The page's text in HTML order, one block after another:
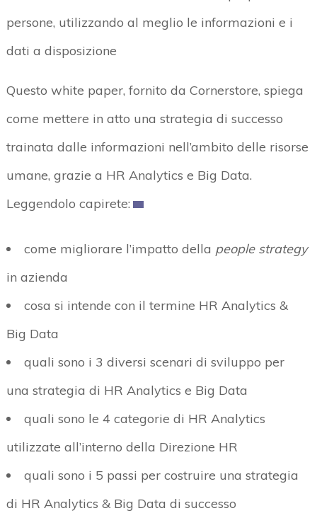
persone, utilizzando al meglio le informazioni e i
dati a disposizione
Questo white paper, fornito da Cornerstore, spiega
come mettere in atto una strategia di successo
trainata dalle informazioni nell’ambito delle risorse
umane, grazie a HR Analytics e Big Data.
Leggendolo capirete:
come migliorare l’impatto della people strategy
in azienda
cosa si intende con il termine HR Analytics &
Big Data
quali sono i 3 diversi scenari di sviluppo per
una strategia di HR Analytics e Big Data
quali sono le 4 categorie di HR Analytics
utilizzate all’interno della Direzione HR
quali sono i 5 passi per costruire una strategia
di HR Analytics & Big Data di successo